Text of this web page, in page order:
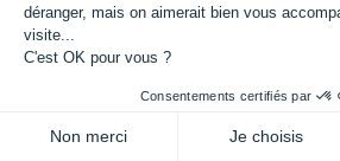
déranger, mais on aimerait bien vous
visite...
C'est OK pour vous ?
Consentements certifiés par
Non merci Je choisis